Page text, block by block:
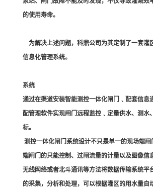
的使用寿命。
为解决上述问题，科鼎公司为其定制了一套灌
信息化管理系统。
系统
通过在渠道安装智能测控一体化闸门﹑配套信息
配管理软件实现闸门远程监控﹑定量供水、测水
标。
测控一体化闸门系统设计不只是单一的现场端
端闸门的只能控制、过闸流量的计量以及图像信
无线网络或者北斗通讯等方法将数据传输系统平
的采集，分析和处理，可以根据灌区的用水量自